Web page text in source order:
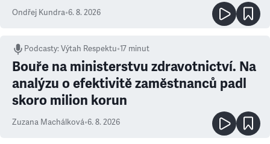
Ondřej Kundra•6. 8. 2026
Podcasty:Výtah Respektu•17 minut
Bouře na ministerstvu zdravotnictví. Na
analýzu o efektivitě zaměstnanců padl
skoro milion korun
Zuzana Machálková•6. 8. 2026